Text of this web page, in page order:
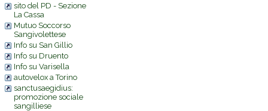
sito del PD - Sezione
La Cassa
Mutuo Soccorso
Sangivolettese
Info su San Gillio
Info su Druento
Info su Varisella
autovelox a Torino
sanctusaegidius:
promozione sociale
sangilliese